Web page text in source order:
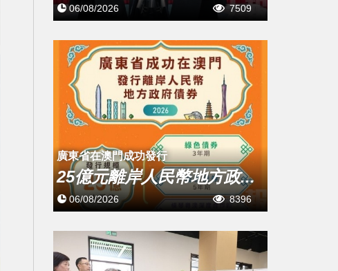
06/08/2026 7509
廣東省在澳門成功發行
25億元離岸人民幣地方政...
06/08/2026 8396